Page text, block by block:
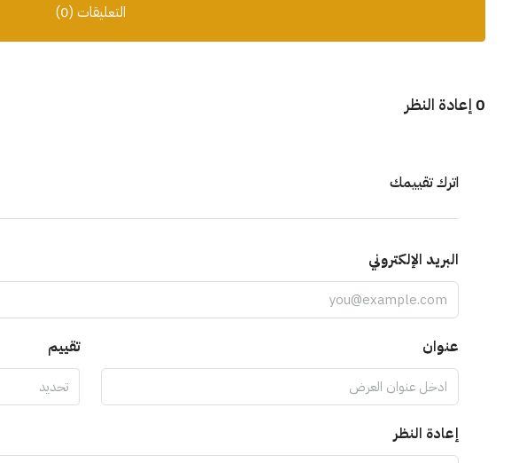
التعليقات (0)
0 إعادة النظر
اترك تقييمك
البريد الإلكتروني
عنوان تقييم
تحديد
إعادة النظر